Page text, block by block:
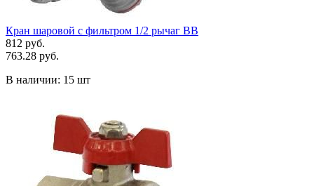
Кран шаровой с фильтром 1/2 рычаг ВВ
812 руб.
763.28 руб.
В наличии: 15 шт